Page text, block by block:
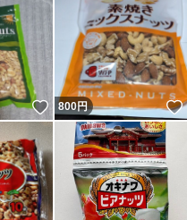
いいね！
800円